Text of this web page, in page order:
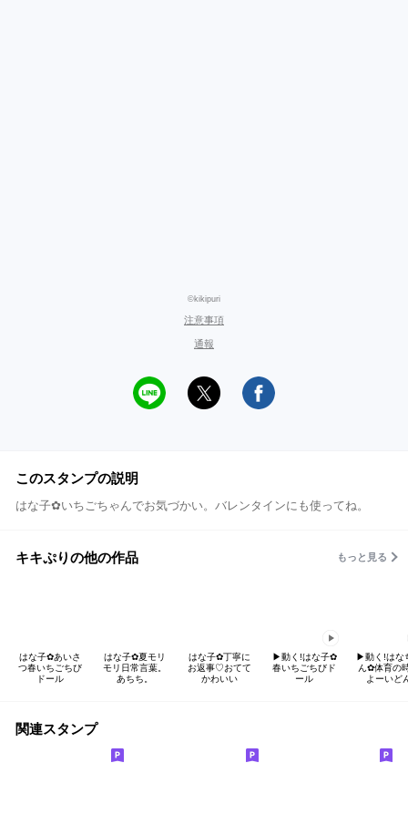
©kikipuri
注意事項
通報
このスタンプの説明
はな子✿いちごちゃんでお気づかい。バレンタインにも使ってね。
キキぷりの他の作品 もっと見る
はな子✿あいさ
つ春いちごちび
ドール
はな子✿夏モリ
モリ日常言葉。
あちち。
はな子✿丁寧に
お返事♡おてて
かわいい
▶︎動く!はな子✿
春いちごちびド
ール
▶︎動く!はな
ん✿体育の
よーいど
関連スタンプ